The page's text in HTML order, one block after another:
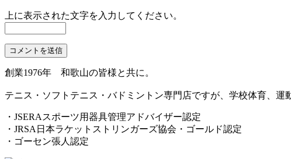
上に表示された文字を入力してください。
創業1976年 和歌山の皆様と共に。
テニス・ソフトテニス・バドミントン専門店ですが、学校体育、
・JSERAスポーツ用器具管理アドバイザー認定
・JRSA日本ラケットストリンガーズ協会・ゴールド認定
・ゴーセン張人認定